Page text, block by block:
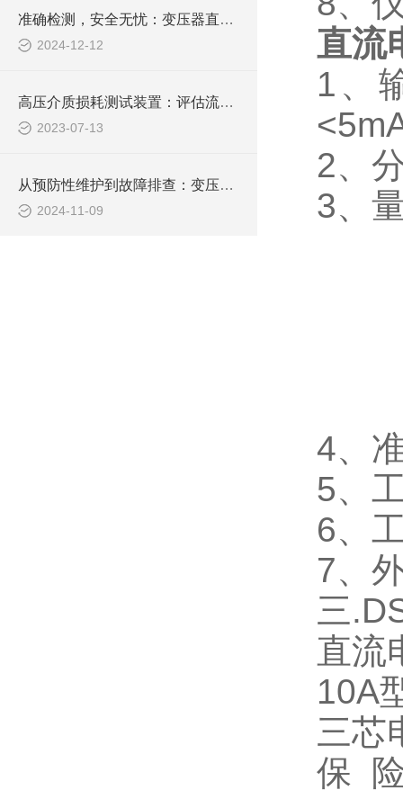
准确检测，安全无忧：变压器直流电阻测试仪助力电力维护
2024-12-12
高压介质损耗测试装置：评估流体输送过程中的能量损失
2023-07-13
从预防性维护到故障排查：变压器绕组变比测试仪在电力行业的多功能应用探索
2024-11-09
直流
1 、
2、
3、
4、
5、
6、
7、
三
直流
10A
三芯
保